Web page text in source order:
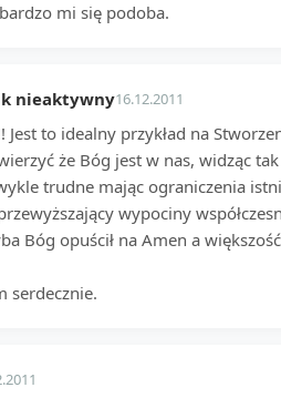
mi się podoba.
nieaktywny16.12.2011
Jest to idealny przykład na
że Bóg jest w nas, widząc
trudne mając ograniczenia
wypociny
Bóg opuścił na Amen a
serdecznie.